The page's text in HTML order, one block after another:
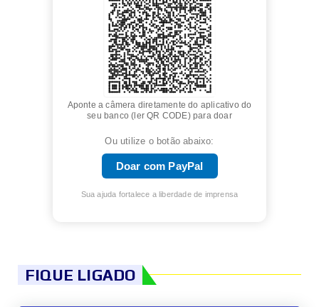
Aponte a câmera diretamente do aplicativo do
seu banco (ler QR CODE) para doar
Ou utilize o botão abaixo:
Doar com PayPal
Sua ajuda fortalece a liberdade de imprensa
FIQUE LIGADO